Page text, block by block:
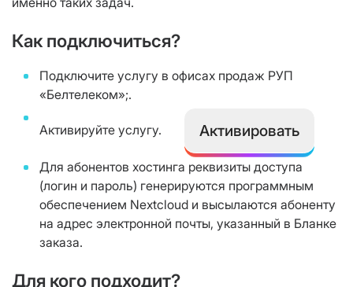
Как подключиться?
Подключите услугу в офисах продаж РУП
«Белтелеком»;.
Активируйте услугу. Активировать
Для абонентов хостинга реквизиты доступа
(логин и пароль) генерируются программным
обеспечением Nextcloud и высылаются абоненту
на адрес электронной почты, указанный в Бланке
заказа.
Для кого подходит?